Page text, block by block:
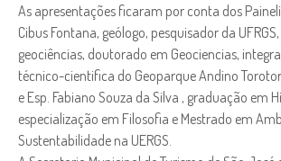
As apresentações ficaram por conta dos
Cibus Fontana, geólogo, pesquisador da
geociências, doutorado em Geociencias,
técnico-cientifica do Geoparque Andino
e Esp. Fabiano Souza da Silva , graduação em
especialização em Filosofia e Mestrado em
Sustentabilidade na UERGS.